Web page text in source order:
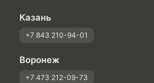
Казань
+7 843 210-94-01
Воронеж
+7 473 212-09-73